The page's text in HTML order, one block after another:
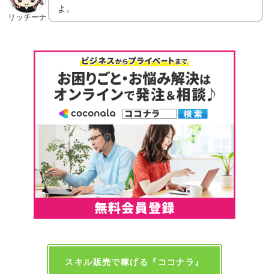
リッチーナ
よ。
スキル販売で稼げる『ココナラ』